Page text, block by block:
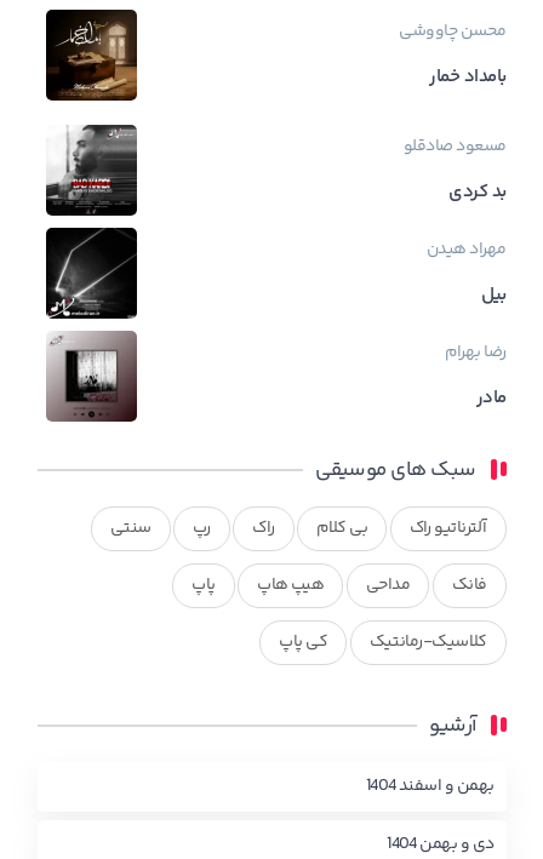
محسن چاووشی
بامداد خمار
مسعود صادقلو
بد کردی
مهراد هیدن
بیل
رضا بهرام
مادر
سبک های موسیقی
آلترناتیو راک بی کلام راک رپ سنتی
فانک مداحی هیپ هاپ پاپ
کلاسیک-رمانتیک کی پاپ
آرشیو
بهمن و اسفند 1404
دی و بهمن 1404